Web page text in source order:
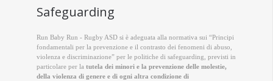
Safeguarding
Run Baby Run - Rugby ASD si è adeguata alla normativa sui “Principi
fondamentali per la prevenzione e il contrasto dei fenomeni di abuso,
violenza e discriminazione” per le politiche di safeguarding, previsti in
particolare per la tutela dei minori e la prevenzione delle molestie,
della violenza di genere e di ogni altra condizione di